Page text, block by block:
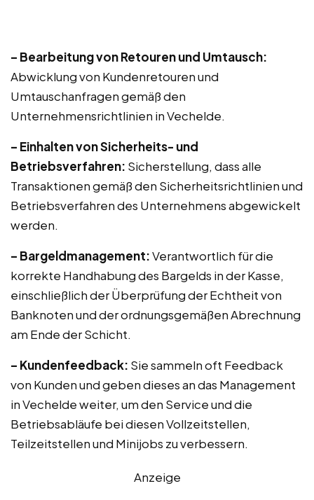
– Bearbeitung von Retouren und Umtausch:
Abwicklung von Kundenretouren und
Umtauschanfragen gemäß den
Unternehmensrichtlinien in Vechelde.
– Einhalten von Sicherheits- und
Betriebsverfahren: Sicherstellung, dass alle
Transaktionen gemäß den Sicherheitsrichtlinien und
Betriebsverfahren des Unternehmens abgewickelt
werden.
– Bargeldmanagement:Verantwortlich für die
korrekte Handhabung des Bargelds in der Kasse,
einschließlich der Überprüfung der Echtheit von
Banknoten und der ordnungsgemäßen Abrechnung
am Ende der Schicht.
– Kundenfeedback: Sie sammeln oft Feedback
von Kunden und geben dieses an das Management
in Vechelde weiter, um den Service und die
Betriebsabläufe bei diesen Vollzeitstellen,
Teilzeitstellen und Minijobs zu verbessern.
Anzeige